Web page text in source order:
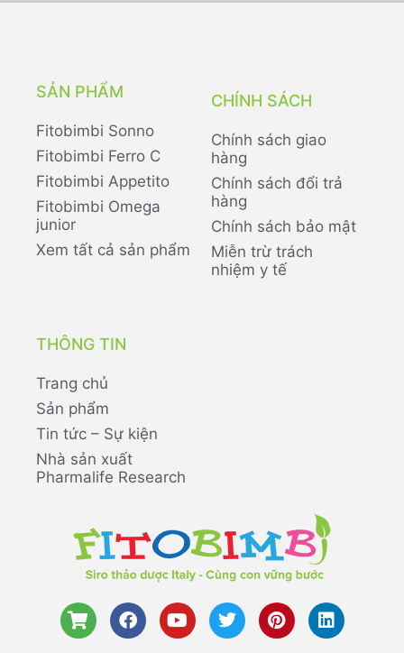
SẢN PHẨM
Fitobimbi Sonno
Fitobimbi Ferro C
Fitobimbi Appetito
Fitobimbi Omega
junior
Xem tất cả sản phẩm
CHÍNH SÁCH
Chính sách giao
hàng
Chính sách đổi trả
hàng
Chính sách bảo mật
Miễn trừ trách
nhiệm y tế
THÔNG TIN
Trang chủ
Sản phẩm
Tin tức – Sự kiện
Nhà sản xuất
Pharmalife Research